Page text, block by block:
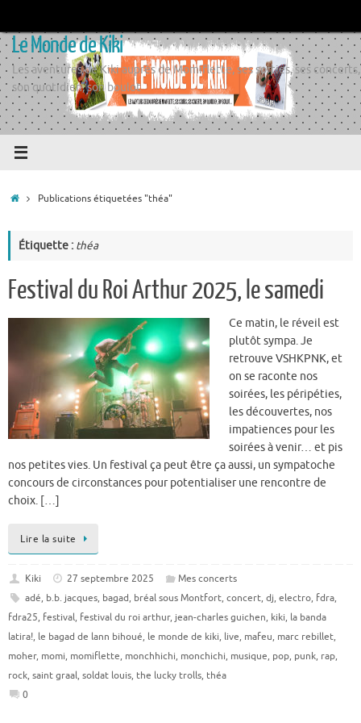
contenu
Le Monde de Kiki
Les aventures de Kiki auprès de Momiflette, ses sorties, ses concerts,
son quotidien, son boulot
AccueilPublications étiquetées "théa"
Étiquette : théa
Festival du Roi Arthur 2025, le samedi
Ce matin, le réveil est
plutôt sympa. Je
retrouve VSHKPNK, et
on se raconte nos
soirées, les péripéties,
les découvertes, nos
impatiences pour les
soirées à venir… et pis
nos petites vies. Un festival ça peut être ça aussi, un sympatoche
concours de circonstances pour potentialiser une rencontre de
choix. […]
Lire la suite
Kiki 27 septembre 2025
Mes concerts
adé, b.b. jacques, bagad, bréal sous Montfort, concert, dj, electro, fdra,
fdra25, festival, festival du roi arthur, jean-charles guichen, kiki, la banda
latira!, le bagad de lann bihoué, le monde de kiki, live, mafeu, marc rebillet,
moher, momi, momiflette, monchhichi, monchichi, musique, pop, punk, rap,
rock, saint graal, soldat louis, the lucky trolls, théa
0